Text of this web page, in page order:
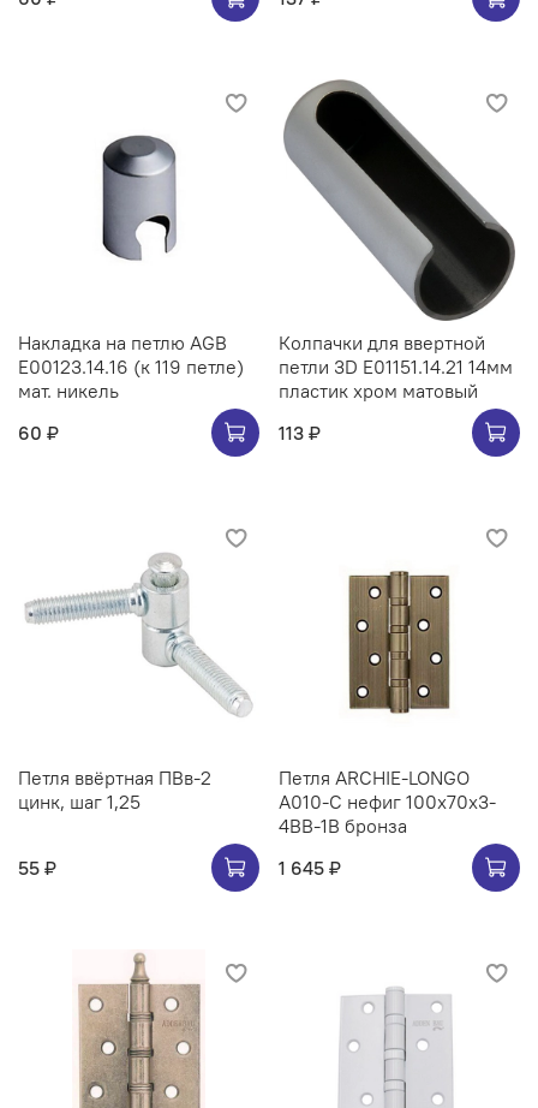
Накладка на петлю AGB
E00123.14.16 (к 119 петле)
мат. никель
60 ₽
Колпачки для ввертной
петли 3D E01151.14.21 14мм
пластик хром матовый
113 ₽
Петля ввёртная ПВв-2
цинк, шаг 1,25
55 ₽
Петля ARCHIE-LONGO
A010-C нефиг 100x70x3-
4BB-1B бронза
1 645 ₽